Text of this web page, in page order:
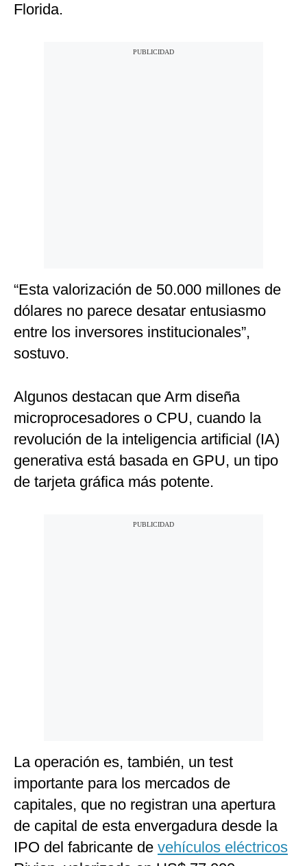
Florida.
“Esta valorización de 50.000 millones de
dólares no parece desatar entusiasmo
entre los inversores institucionales”,
sostuvo.
Algunos destacan que Arm diseña
microprocesadores o CPU, cuando la
revolución de la inteligencia artificial (IA)
generativa está basada en GPU, un tipo
de tarjeta gráfica más potente.
La operación es, también, un test
importante para los mercados de
capitales, que no registran una apertura
de capital de esta envergadura desde la
IPO del fabricante de vehículos eléctricos